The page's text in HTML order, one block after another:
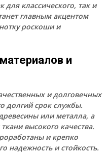
классического, так и
главным акцентом
роскоши и
и
и долговечных
долгий срок службы.
или металла, а
высокого качества.
и крепко
надежность и стойкость.